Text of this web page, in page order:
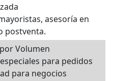
asesoría en
postventa.
Volumen
para pedidos
para negocios